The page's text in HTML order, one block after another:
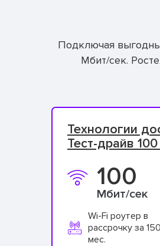
Подключая
Мбит/сек.
Технологии
Тест-драйв
100
Мбит/сек
Wi-Fi роутер в
рассрочку за
мес.